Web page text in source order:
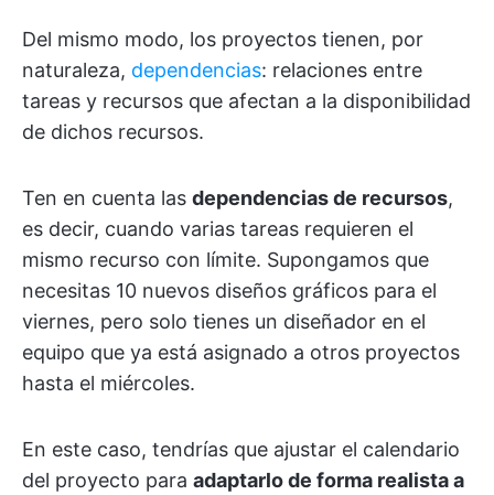
Del mismo modo, los proyectos tienen, por
naturaleza, dependencias: relaciones entre
tareas y recursos que afectan a la disponibilidad
de dichos recursos.
Ten en cuenta las dependencias de recursos,
es decir, cuando varias tareas requieren el
mismo recurso con límite. Supongamos que
necesitas 10 nuevos diseños gráficos para el
viernes, pero solo tienes un diseñador en el
equipo que ya está asignado a otros proyectos
hasta el miércoles.
En este caso, tendrías que ajustar el calendario
del proyecto para adaptarlo de forma realista a